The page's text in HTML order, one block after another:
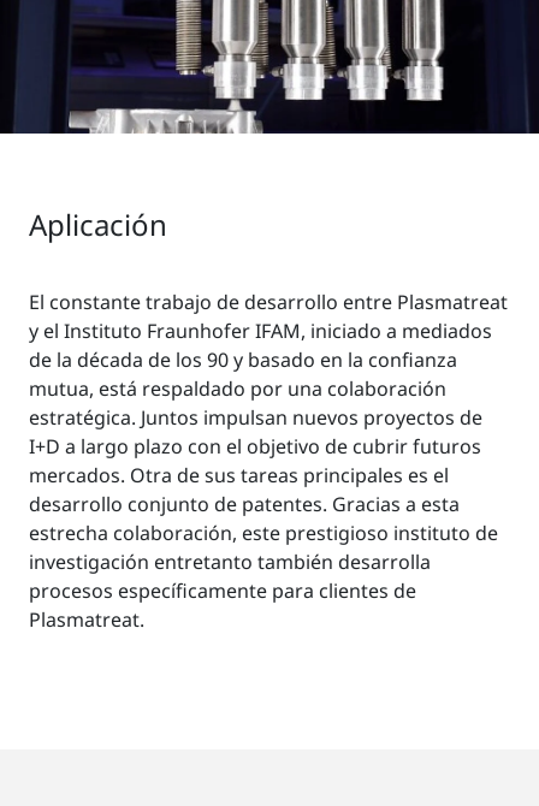
Aplicación
El constante trabajo de desarrollo entre Plasmatreat
y el Instituto Fraunhofer IFAM, iniciado a mediados
de la década de los 90 y basado en la confianza
mutua, está respaldado por una colaboración
estratégica. Juntos impulsan nuevos proyectos de
I+D a largo plazo con el objetivo de cubrir futuros
mercados. Otra de sus tareas principales es el
desarrollo conjunto de patentes. Gracias a esta
estrecha colaboración, este prestigioso instituto de
investigación entretanto también desarrolla
procesos específicamente para clientes de
Plasmatreat.